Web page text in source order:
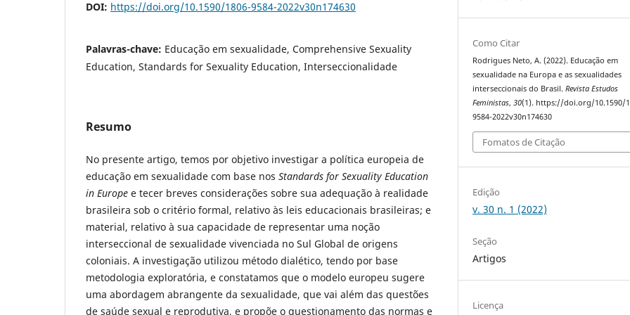
DOI: https://doi.org/10.1590/1806-9584-2022v30n174630
Palavras-chave: Educação em sexualidade, Comprehensive Sexuality
Education, Standards for Sexuality Education, Interseccionalidade
Resumo
No presente artigo, temos por objetivo investigar a política europeia de
educação em sexualidade com base nos Standards for Sexuality Education
in Europe e tecer breves considerações sobre sua adequação à realidade
brasileira sob o critério formal, relativo às leis educacionais brasileiras; e
material, relativo à sua capacidade de representar uma noção
interseccional de sexualidade vivenciada no Sul Global de origens
coloniais. A investigação utilizou método dialético, tendo por base
metodologia exploratória, e constatamos que o modelo europeu sugere
uma abordagem abrangente da sexualidade, que vai além das questões
de saúde sexual e reprodutiva, e propõe o questionamento das normas e
Como Citar
Rodrigues Neto, A. (2022). Educação em
sexualidade na Europa e as sexualidades
interseccionais do Brasil.Revista Estudos
Feministas,30(1). https://doi.org/10.1590/
9584-2022v30n174630
Fomatos de Citação
Edição
v. 30 n. 1 (2022)
Seção
Artigos
Licença